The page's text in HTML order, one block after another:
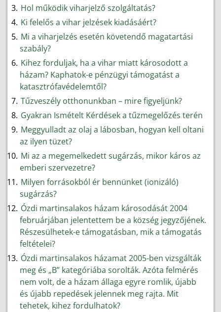
Hol működik viharjelző szolgáltatás?
Ki felelős a vihar jelzések kiadásáért?
Mi a viharjelzés esetén követendő magatartási
szabály?
Kihez forduljak, ha a vihar miatt károsodott a
házam? Kaphatok-e pénzügyi támogatást a
katasztrófavédelemtől?
Tűzveszély otthonunkban – mire figyeljünk?
Gyakran Ismételt Kérdések a tűzmegelőzés terén
Meggyulladt az olaj a lábosban, hogyan kell oltani
az ilyen tüzet?
Mi az a megemelkedett sugárzás, mikor káros az
emberi szervezetre?
Milyen forrásokból ér bennünket (ionizáló)
sugárzás?
Ózdi martinsalakos házam károsodását 2004
februárjában jelentettem be a község jegyzőjének.
Részesülhetek-e támogatásban, mik a támogatás
feltételei?
Ózdi martinsalakos házamat 2005-ben vizsgálták
meg és „B” kategóriába sorolták. Azóta felmérés
nem volt, de a házam állaga egyre romlik, újabb
és újabb repedések jelennek meg rajta. Mit
tehetek, kihez fordulhatok?